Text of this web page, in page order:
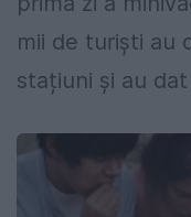
mii de turiști au
stațiuni și au